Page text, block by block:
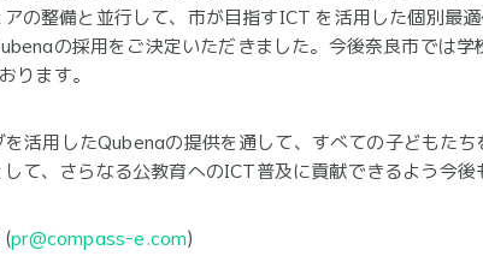
の整備と並行して、市が目指すICT を活用した個別最
の採用をご決定いただきました。今後奈良市では
ります。
活用したQubenaの提供を通して、すべての子どもた
て、さらなる公教育へのICT普及に貢献できるよう今後
(pr@compass-e.com )